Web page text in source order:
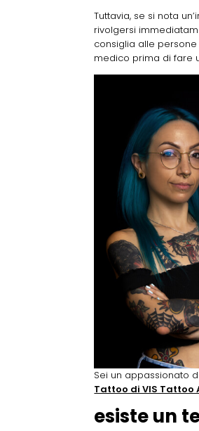
Tuttavia, se si nota
rivolgersi
consiglia alle
medico prima di fare
Sei un appassionato
Tattoo di VIS Tattoo
esiste un